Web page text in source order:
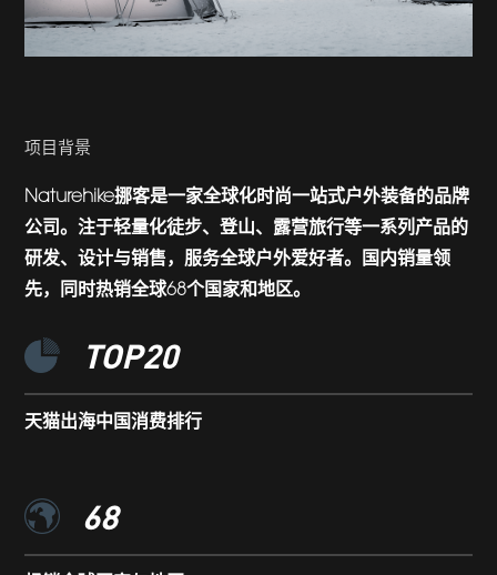
项目背景
Naturehike挪客是一家全球化时尚一站式户外装备的品牌
公司。注于轻量化徒步、登山、露营旅行等一系列产品的
研发、设计与销售，服务全球户外爱好者。国内销量领
先，同时热销全球68个国家和地区。
TOP20
天猫出海中国消费排行
68